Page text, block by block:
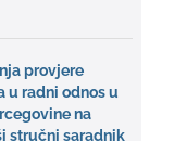
provjere
u radni odnos u
na
stručni saradnik